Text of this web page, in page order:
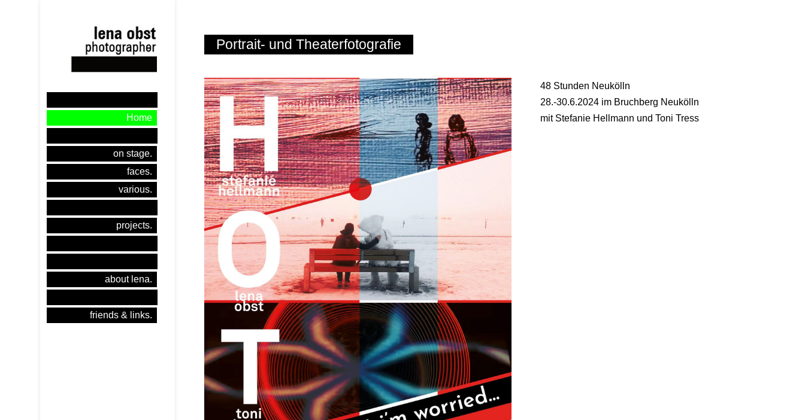
Home
on stage.
faces.
various.
projects.
about lena.
friends & links.
Portrait- und Theaterfotografie
48 Stunden Neukölln
28.-30.6.2024 im Bruchberg Neukölln
mit Stefanie Hellmann und Toni Tress